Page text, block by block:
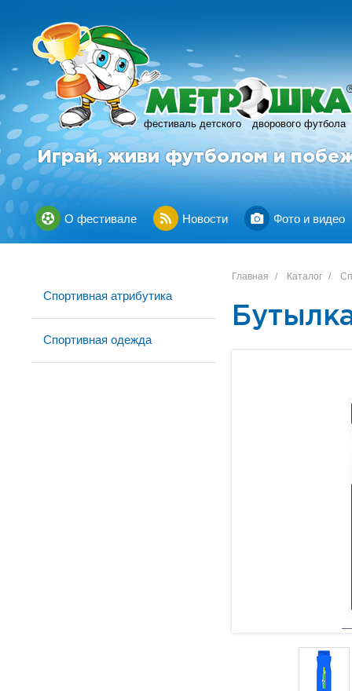
фестиваль детского дворового футбола
R
Играй, живи футболом и
О фестивале Новости Фото и видео
Спортивная атрибутика
Спортивная одежда
Главная / Каталог /